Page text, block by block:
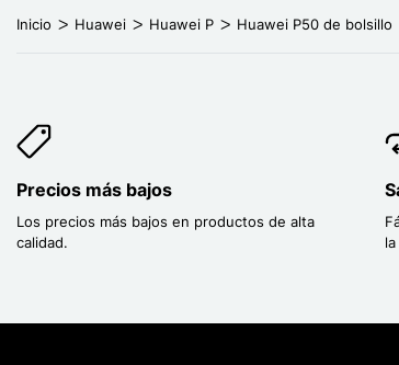
Inicio Huawei Huawei P Huawei P50 de bolsillo
Precios más bajos
Los precios más bajos en productos de alta
calidad.